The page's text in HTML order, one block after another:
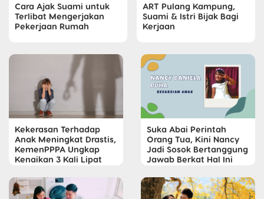
Cara Ajak Suami untuk
Terlibat Mengerjakan
Pekerjaan Rumah
ART Pulang Kampung,
Suami & Istri Bijak Bagi
Kerjaan
Kekerasan Terhadap
Anak Meningkat Drastis,
KemenPPPA Ungkap
Kenaikan 3 Kali Lipat
Suka Abai Perintah
Orang Tua, Kini Nancy
Jadi Sosok Bertanggung
Jawab Berkat Hal Ini